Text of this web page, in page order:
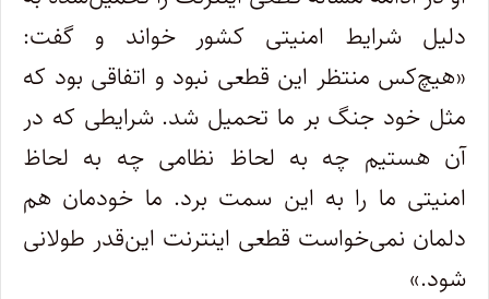
دلیل شرایط امنیتی کشور خواند و گفت:
«هیچ‌کس منتظر این قطعی نبود و اتفاقی بود که
مثل خود جنگ بر ما تحمیل شد. شرایطی که در
آن هستیم چه به لحاظ نظامی چه به لحاظ
امنیتی ما را به این سمت برد. ما خودمان هم
دلمان نمی‌خواست قطعی اینترنت این‌قدر طولانی
شود.»